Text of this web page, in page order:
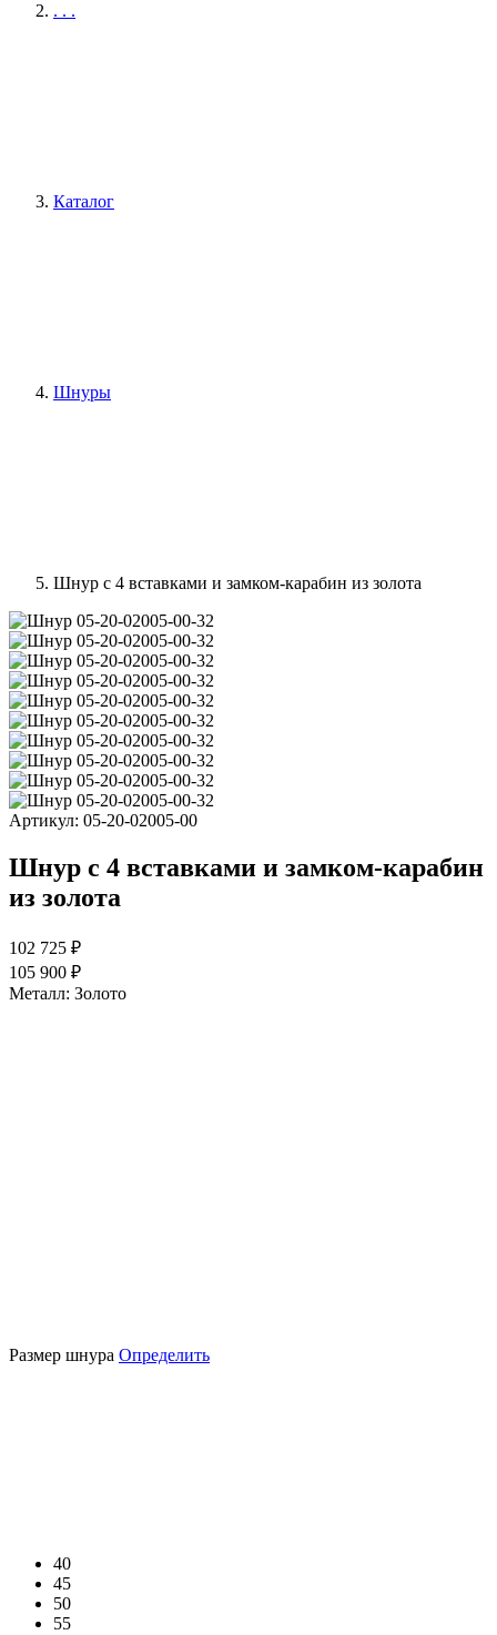
. . .
Каталог
Шнуры
Шнур с 4 вставками и замком-карабин из золота
Артикул: 05-20-02005-00
Шнур с 4 вставками и замком-карабин
из золота
102 725 ₽
105 900 ₽
Металл: Золото
Размер шнура Определить
40
45
50
55